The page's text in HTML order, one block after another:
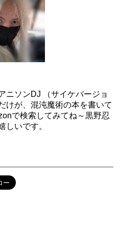
ニソンDJ （サイケバージョ
けが、混沌魔術の本を書いて
で検索してみてね～黒野忍
しいです。